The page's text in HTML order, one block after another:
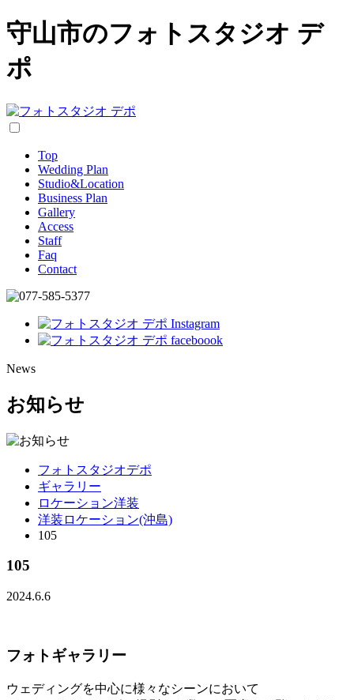
守山市のフォトスタジオ デ
ポ
Top
Wedding Plan
Studio&Location
Business Plan
Gallery
Access
Staff
Faq
Contact
News
お知らせ
フォトスタジオデポ
ギャラリー
ロケーション洋装
洋装ロケーション(沖島)
105
105
2024.6.6
フォトギャラリー
ウェディングを中心に様々なシーンにおいて